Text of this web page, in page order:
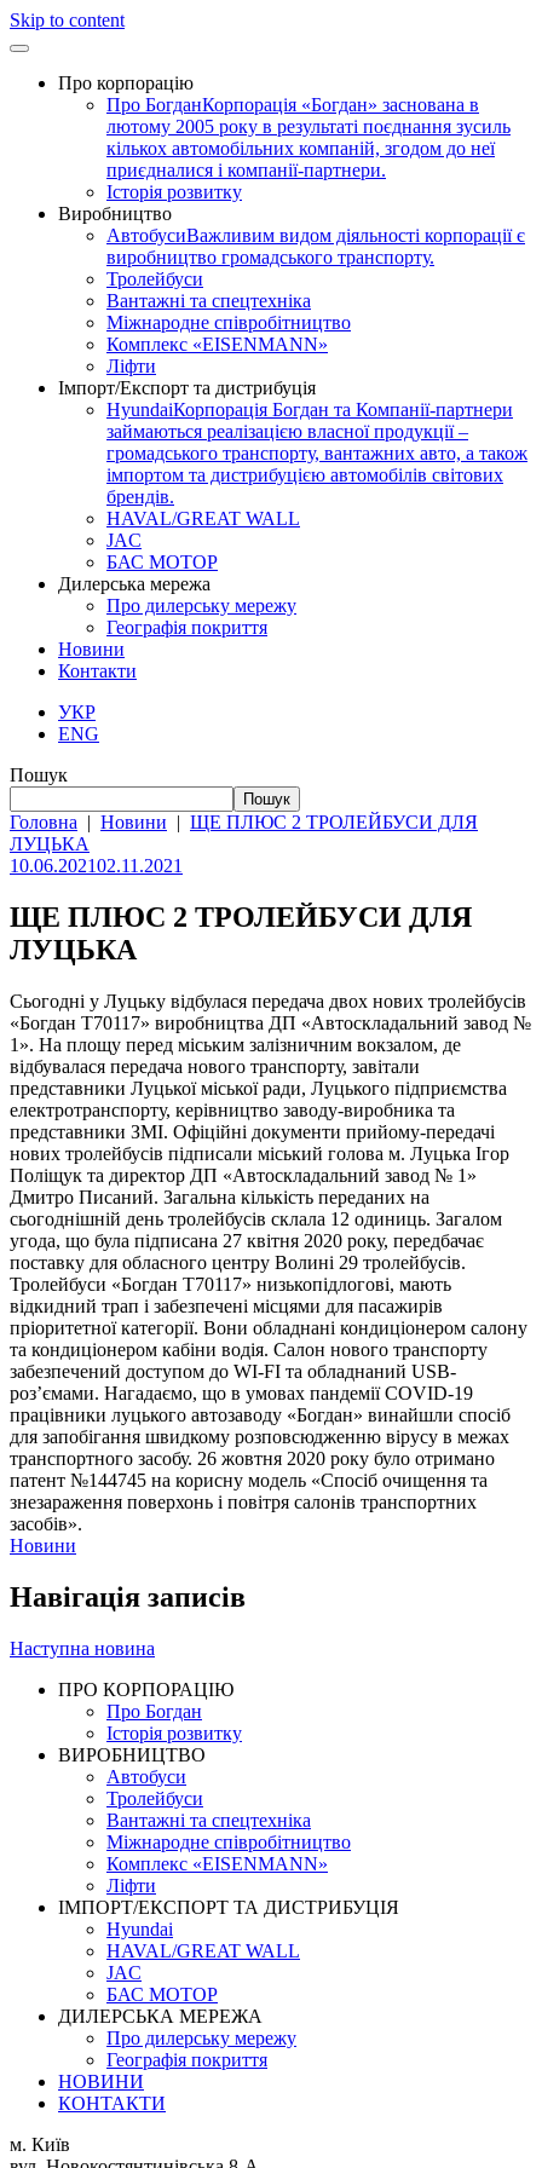
Skip to content
Про корпорацію
Про БогданКорпорація «Богдан» заснована в
лютому 2005 року в результаті поєднання зусиль
кількох автомобільних компаній, згодом до неї
приєдналися і компанії-партнери.
Історія розвитку
Виробництво
АвтобусиВажливим видом діяльності корпорації є
виробництво громадського транспорту.
Тролейбуси
Вантажні та спецтехніка
Міжнародне співробітництво
Комплекс «EISENMANN»
Ліфти
Імпорт/Експорт та дистрибуція
HyundaiКорпорація Богдан та Компанії-партнери
займаються реалізацією власної продукції –
громадського транспорту, вантажних авто, а також
імпортом та дистрибуцією автомобілів світових
брендів.
HAVAL/GREAT WALL
JAC
БАС МОТОР
Дилерська мережа
Про дилерську мережу
Географія покриття
Новини
Контакти
УКР
ENG
Пошук
Пошук
Головна | Новини | ЩЕ ПЛЮС 2 ТРОЛЕЙБУСИ ДЛЯ
ЛУЦЬКА
10.06.202102.11.2021
ЩЕ ПЛЮС 2 ТРОЛЕЙБУСИ ДЛЯ
ЛУЦЬКА
Сьогодні у Луцьку відбулася передача двох нових тролейбусів
«Богдан Т70117» виробництва ДП «Автоскладальний завод №
1». На площу перед міським залізничним вокзалом, де
відбувалася передача нового транспорту, завітали
представники Луцької міської ради, Луцького підприємства
електротранспорту, керівництво заводу-виробника та
представники ЗМІ. Офіційні документи прийому-передачі
нових тролейбусів підписали міський голова м. Луцька Ігор
Поліщук та директор ДП «Автоскладальний завод № 1»
Дмитро Писаний. Загальна кількість переданих на
сьогоднішній день тролейбусів склала 12 одиниць. Загалом
угода, що була підписана 27 квітня 2020 року, передбачає
поставку для обласного центру Волині 29 тролейбусів.
Тролейбуси «Богдан Т70117» низькопідлогові, мають
відкидний трап і забезпечені місцями для пасажирів
пріоритетної категорії. Вони обладнані кондиціонером салону
та кондиціонером кабіни водія. Салон нового транспорту
забезпечений доступом до WI-FI та обладнаний USB-
роз’ємами. Нагадаємо, що в умовах пандемії COVID-19
працівники луцького автозаводу «Богдан» винайшли спосіб
для запобігання швидкому розповсюдженню вірусу в межах
транспортного засобу. 26 жовтня 2020 року було отримано
патент №144745 на корисну модель «Спосіб очищення та
знезараження поверхонь і повітря салонів транспортних
засобів».
Новини
Навігація записів
Наступна новина
ПРО КОРПОРАЦІЮ
Про Богдан
Історія розвитку
ВИРОБНИЦТВО
Автобуси
Тролейбуси
Вантажні та спецтехніка
Міжнародне співробітництво
Комплекс «EISENMANN»
Ліфти
ІМПОРТ/ЕКСПОРТ ТА ДИСТРИБУЦІЯ
Hyundai
HAVAL/GREAT WALL
JAC
БАС МОТОР
ДИЛЕРСЬКА МЕРЕЖА
Про дилерську мережу
Географія покриття
НОВИНИ
КОНТАКТИ
м. Київ